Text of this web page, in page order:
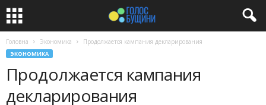
Головна Экономика Продолжается кампания декларирования
ЭКОНОМИКА
Продолжается кампания
декларирования